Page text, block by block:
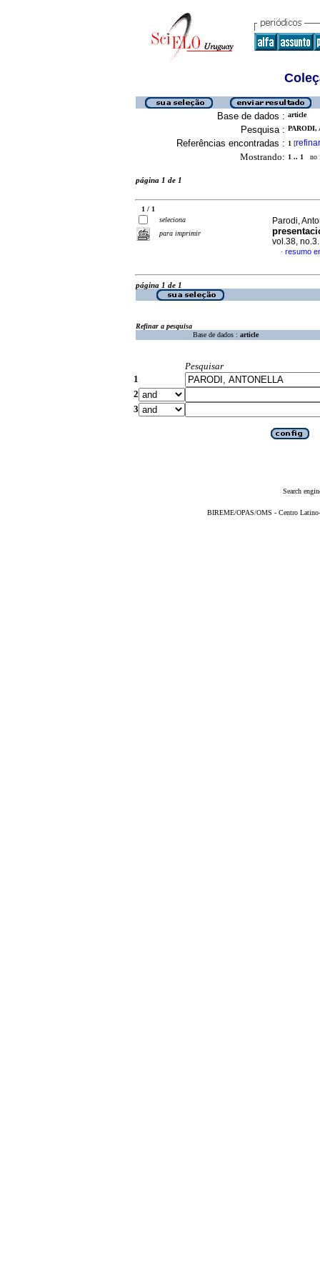
Base de dados : article
Pesquisa : PARODI,
Referências encontradas : 1 [refinar
Mostrando: 1 .. 1 no
página 1 de 1
1 / 1
seleciona
para imprimir
Parodi,
vol.38,
· resumo
página 1 de 1
Refinar a pesquisa
Base de dados : article
Pesquisar
1
2
3
Search
BIREME/OPAS/OMS - Centro Latino-